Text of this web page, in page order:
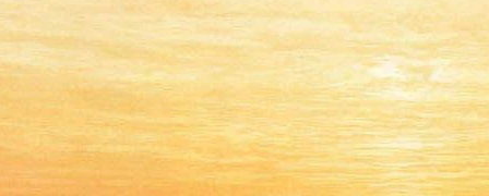
Умерла лауреат Нобелевской
премии по литературе Тони
Моррисон. Она писала о
расовых проблемах